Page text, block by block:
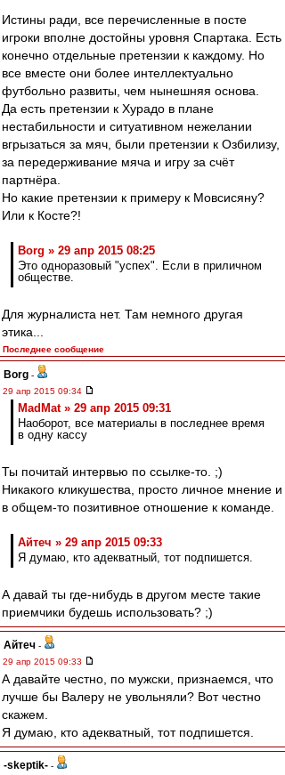
Истины ради, все перечисленные в посте
игроки вполне достойны уровня Спартака. Есть
конечно отдельные претензии к каждому. Но
все вместе они более интеллектуально
футбольно развиты, чем нынешняя основа.
Да есть претензии к Хурадо в плане
нестабильности и ситуативном нежелании
вгрызаться за мяч, были претензии к Озбилизу,
за передерживание мяча и игру за счёт
партнёра.
Но какие претензии к примеру к Мовсисяну?
Или к Косте?!
Borg » 29 апр 2015 08:25
Это одноразовый "успех". Если в приличном
обществе.
Для журналиста нет. Там немного другая
этика...
Последнее сообщение
Borg -
29 апр 2015 09:34
MadMat » 29 апр 2015 09:31
Наоборот, все материалы в последнее время
в одну кассу
Ты почитай интервью по ссылке-то. ;)
Никакого кликушества, просто личное мнение и
в общем-то позитивное отношение к команде.
Айтеч » 29 апр 2015 09:33
Я думаю, кто адекватный, тот подпишется.
А давай ты где-нибудь в другом месте такие
приемчики будешь использовать? ;)
Айтеч -
29 апр 2015 09:33
А давайте честно, по мужски, признаемся, что
лучше бы Валеру не увольняли? Вот честно
скажем.
Я думаю, кто адекватный, тот подпишется.
-skeptik- -